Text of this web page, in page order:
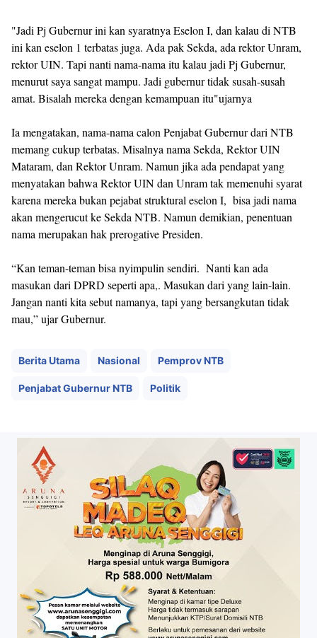
"Jadi Pj Gubernur ini kan syaratnya Eselon I, dan kalau di NTB
ini kan eselon 1 terbatas juga. Ada pak Sekda, ada rektor Unram,
rektor UIN. Tapi nanti nama-nama itu kalau jadi Pj Gubernur,
menurut saya sangat mampu. Jadi gubernur tidak susah-susah
amat. Bisalah mereka dengan kemampuan itu"ujarnya
Ia mengatakan, nama-nama calon Penjabat Gubernur dari NTB
memang cukup terbatas. Misalnya nama Sekda, Rektor UIN
Mataram, dan Rektor Unram. Namun jika ada pendapat yang
menyatakan bahwa Rektor UIN dan Unram tak memenuhi syarat
karena mereka bukan pejabat struktural eselon I, bisa jadi nama
akan mengerucut ke Sekda NTB. Namun demikian, penentuan
nama merupakan hak prerogative Presiden.
“Kan teman-teman bisa nyimpulin sendiri. Nanti kan ada
masukan dari DPRD seperti apa,. Masukan dari yang lain-lain.
Jangan nanti kita sebut namanya, tapi yang bersangkutan tidak
mau,” ujar Gubernur.
Berita Utama Nasional Pemprov NTB
Penjabat Gubernur NTB Politik